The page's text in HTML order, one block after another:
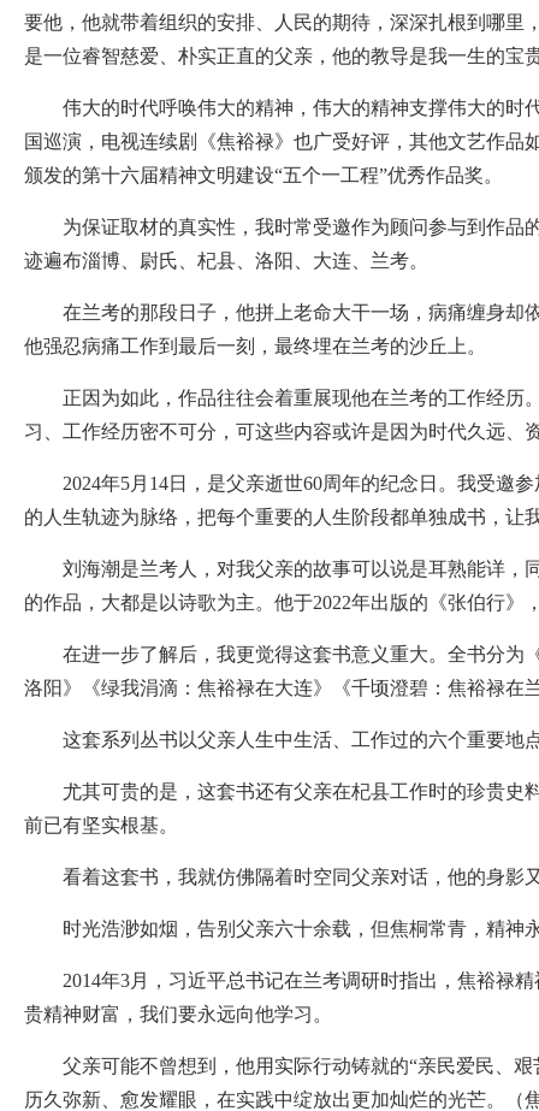
要他，他就带着组织的安排、人民的期待，深深扎根到哪
是一位睿智慈爱、朴实正直的父亲，他的教导是我一生的宝
伟大的时代呼唤伟大的精神，伟大的精神支撑伟大的时
国巡演，电视连续剧《焦裕禄》也广受好评，其他文艺作
颁发的第十六届精神文明建设“五个一工程”优秀作品奖。
为保证取材的真实性，我时常受邀作为顾问参与到作品
迹遍布淄博、尉氏、杞县、洛阳、大连、兰考。
在兰考的那段日子，他拼上老命大干一场，病痛缠身却
他强忍病痛工作到最后一刻，最终埋在兰考的沙丘上。
正因为如此，作品往往会着重展现他在兰考的工作经历
习、工作经历密不可分，可这些内容或许是因为时代久远
2024年5月14日，是父亲逝世60周年的纪念日。我受邀参
的人生轨迹为脉络，把每个重要的人生阶段都单独成书，让
刘海潮是兰考人，对我父亲的故事可以说是耳熟能详，
的作品，大都是以诗歌为主。他于2022年出版的《张伯行
在进一步了解后，我更觉得这套书意义重大。全书分为
洛阳》《绿我涓滴：焦裕禄在大连》《千顷澄碧：焦裕禄
这套系列丛书以父亲人生中生活、工作过的六个重要地
尤其可贵的是，这套书还有父亲在杞县工作时的珍贵史料
前已有坚实根基。
看着这套书，我就仿佛隔着时空同父亲对话，他的身影
时光浩渺如烟，告别父亲六十余载，但焦桐常青，精神
2014年3月，习近平总书记在兰考调研时指出，焦裕禄精
贵精神财富，我们要永远向他学习。
父亲可能不曾想到，他用实际行动铸就的“亲民爱民、艰
历久弥新、愈发耀眼，在实践中绽放出更加灿烂的光芒。（